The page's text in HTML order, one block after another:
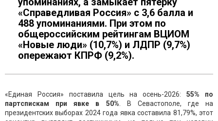
«Справедливая Россия» с 3,6 балла и
488 упоминаниями. При этом по
общероссийским рейтингам ВЦИОМ
«Новые люди» (10,7%) и ЛДПР (9,7%)
опережают КПРФ (9,2%).
«Единая Россия» поставила цель на осень-2026:55% по
партспискам при явке в 50% . В Севастополе, где на
президентских выборах 2024 года явка составила 81,79%, этот